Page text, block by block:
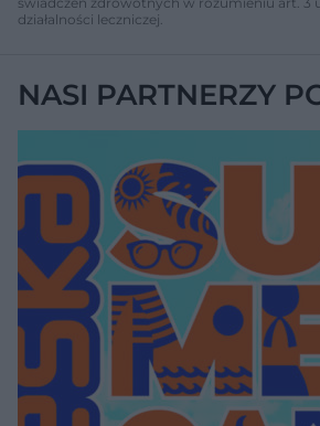
działalności leczniczej.
NASI PARTNERZY